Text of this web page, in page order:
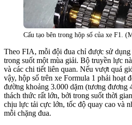
Cấu tạo bên trong hộp số của xe F1.
Theo FIA, mỗi đội đua chỉ được sử
trong suốt một mùa giải. Bộ truyền lực
và các chi tiết liên quan. Nếu vượt quá
vậy, hộp số trên xe Formula 1 phải hoạt
đường khoảng 3.000 dặm (tương đương
thách thức rất lớn, bởi trong suốt thời
chịu lực tải cực lớn, tốc độ quay cao và
mỗi chặng đua.